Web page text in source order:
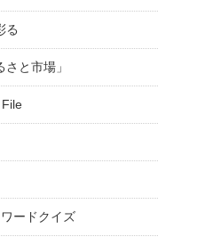
る
と市場」
ードクイズ